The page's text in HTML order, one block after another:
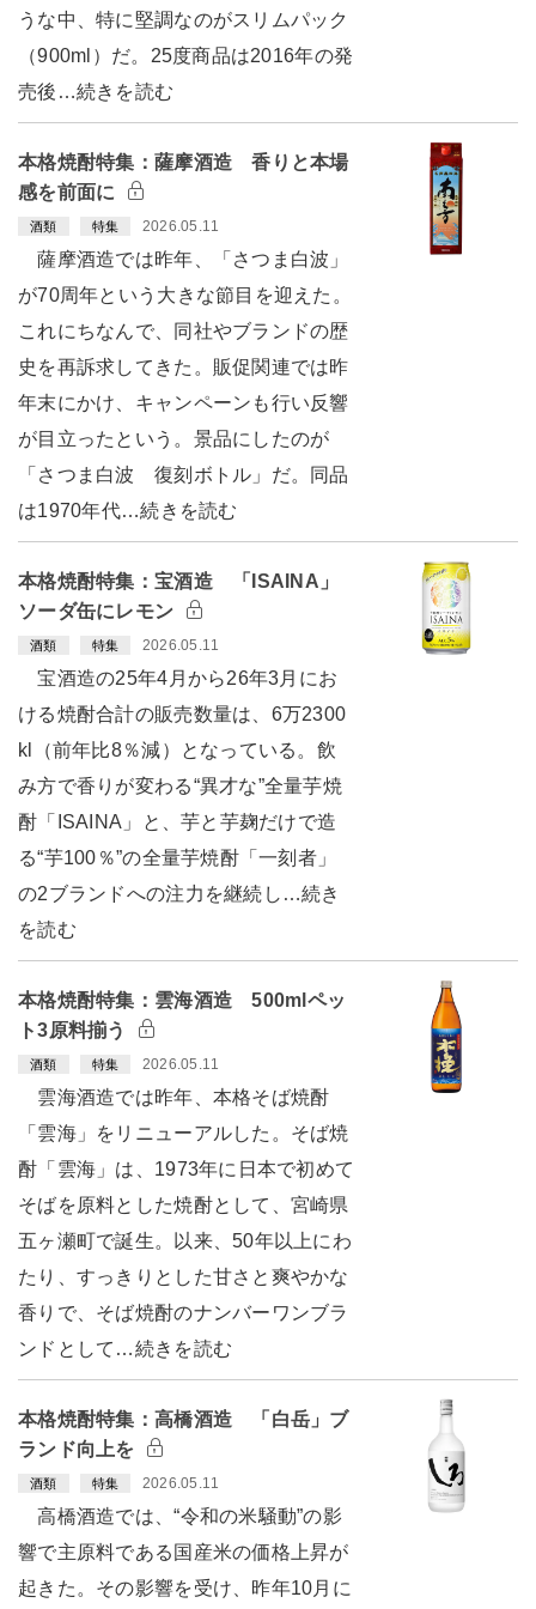
うな中、特に堅調なのがスリムパック
（900ml）だ。25度商品は2016年の発
売後…続きを読む
本格焼酎特集：薩摩酒造 香りと本場
感を前面に
酒類 特集 2026.05.11
薩摩酒造では昨年、「さつま白波」
が70周年という大きな節目を迎えた。
これにちなんで、同社やブランドの歴
史を再訴求してきた。販促関連では昨
年末にかけ、キャンペーンも行い反響
が目立ったという。景品にしたのが
「さつま白波 復刻ボトル」だ。同品
は1970年代…続きを読む
本格焼酎特集：宝酒造 「ISAINA」
ソーダ缶にレモン
酒類 特集 2026.05.11
宝酒造の25年4月から26年3月にお
ける焼酎合計の販売数量は、6万2300
kl（前年比8％減）となっている。飲
み方で香りが変わる“異才な”全量芋焼
酎「ISAINA」と、芋と芋麹だけで造
る“芋100％”の全量芋焼酎「一刻者」
の2ブランドへの注力を継続し…続き
を読む
本格焼酎特集：雲海酒造 500mlペッ
ト3原料揃う
酒類 特集 2026.05.11
雲海酒造では昨年、本格そば焼酎
「雲海」をリニューアルした。そば焼
酎「雲海」は、1973年に日本で初めて
そばを原料とした焼酎として、宮崎県
五ヶ瀬町で誕生。以来、50年以上にわ
たり、すっきりとした甘さと爽やかな
香りで、そば焼酎のナンバーワンブラ
ンドとして…続きを読む
本格焼酎特集：高橋酒造 「白岳」ブ
ランド向上を
酒類 特集 2026.05.11
高橋酒造では、“令和の米騒動”の影
響で主原料である国産米の価格上昇が
起きた。その影響を受け、昨年10月に